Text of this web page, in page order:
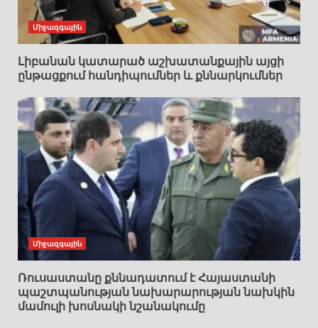
Միջազգային
Լիբանան կատարած աշխատանքային այցի
ընթացքում հանդիպումներ և քննարկումներ
Միջազգային
Ռուսաստանը քննադատում է Հայաստանի
պաշտպանության նախարարության նախկին
մամուլի խոսնակի նշանակումը